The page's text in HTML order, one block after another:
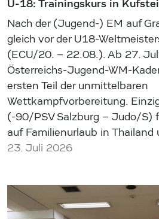
U-18: Trainingskurs in
Nach der (Jugend-) EM auf
gleich vor der U18-
(ECU/20. – 22.08.). Ab 27.
Österreichs-Jugend-WM-
ersten Teil der unmittelbaren
Wettkampfvorbereitung.
(-90/PSV Salzburg – Judo/S)
auf Familienurlaub in
23. Juli 2026